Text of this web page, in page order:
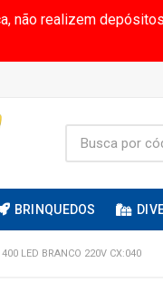
não realizem
BRINQUEDOS
LED BRANCO 220V CX:040